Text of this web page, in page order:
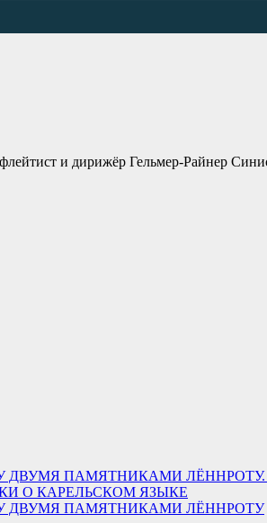
и дирижёр Гельмер-Райнер
ПАМЯТНИКАМИ ЛЁННРОТУ.
О КАРЕЛЬСКОМ ЯЗЫКЕ
ДВУМЯ ПАМЯТНИКАМИ ЛЁННРОТУ